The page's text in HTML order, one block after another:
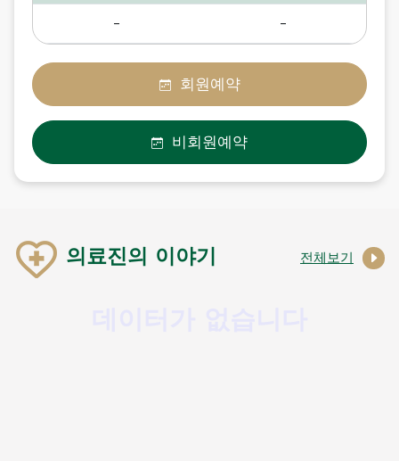
- -
회원예약
비회원예약
의료진의 이야기 전체보기